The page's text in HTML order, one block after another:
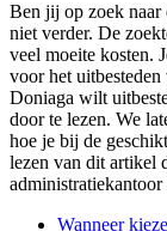
Ben jij op zoek naar
niet verder. De
veel moeite kosten.
voor het
Doniaga wilt
door te lezen. We
hoe je bij de
lezen van dit artikel
Wanneer